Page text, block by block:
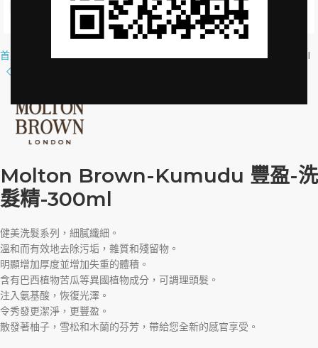
Click to enlarge
首頁 Molton Brown-Volumising+Kumudu-Shampoo-300ml
Molton Brown-Kumudu 豐盈-洗
髮精-300ml
健美洗髮系列，細膩纖細。
溫和而有效地去除污垢，雜質和殘留物。
明顯增加厚度並增加失重的體積。
含有巴西植物苦瓜等異國植物成分，可調理頭髮。
注入氨基酸，恢復光澤。
令秀發更潔淨，更豐盈。
散發著柚子，雪松和木蘭的芬芳，帶給您全新的感官享受。